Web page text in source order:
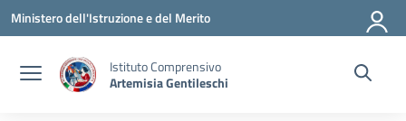
Vai ai contenuti
Vai al menu di navigazione
Vai al footer
Ministero dell'Istruzione e del Merito
Istituto Comprensivo
Artemisia Gentileschi